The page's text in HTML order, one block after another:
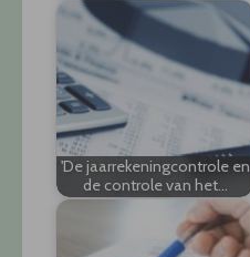
'De jaarrekeningcontrole en
de controle van het…